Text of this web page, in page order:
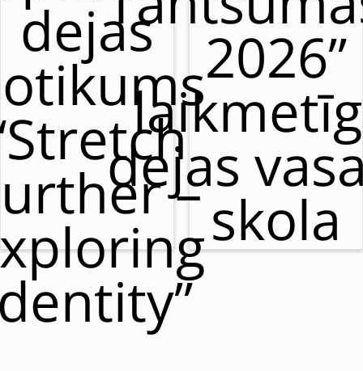
dejas
–
2026”
dejas
skola